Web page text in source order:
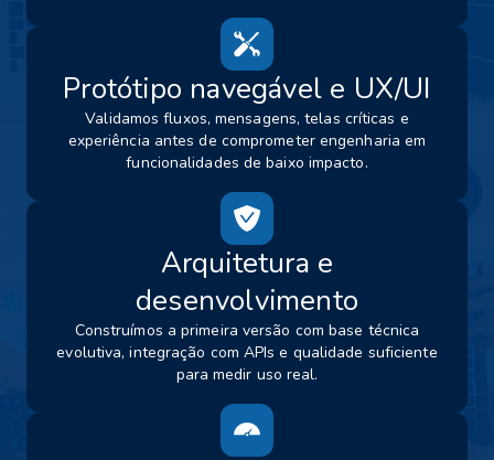
Protótipo navegável e UX/UI
Validamos fluxos, mensagens, telas críticas e
experiência antes de comprometer engenharia em
funcionalidades de baixo impacto.
Arquitetura e
desenvolvimento
Construímos a primeira versão com base técnica
evolutiva, integração com APIs e qualidade suficiente
para medir uso real.